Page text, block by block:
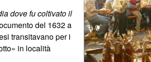
dove fu coltivato il
del 1632 a
transitavano per i
in località